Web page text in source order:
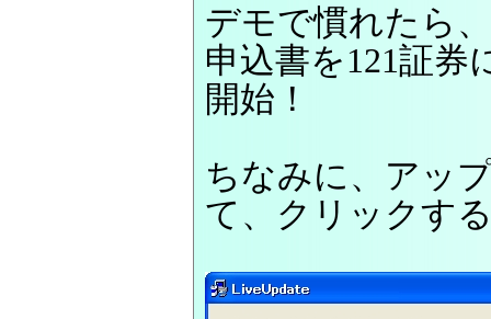
デモで慣れたら
申込書を121証券
開始！
ちなみに、アッ
て、クリックす